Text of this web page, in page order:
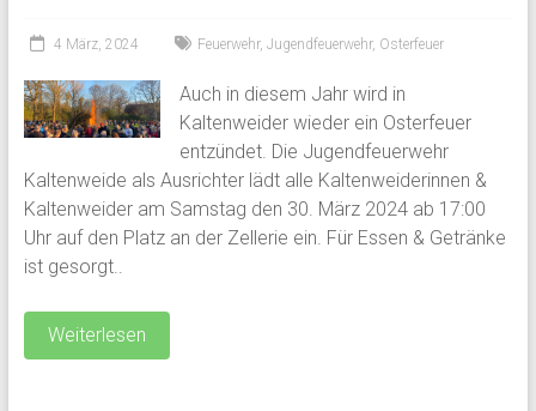
4 März, 2024 Feuerwehr, Jugendfeuerwehr, Osterfeuer
Auch in diesem Jahr wird in
Kaltenweider wieder ein Osterfeuer
entzündet. Die Jugendfeuerwehr
Kaltenweide als Ausrichter lädt alle Kaltenweiderinnen &
Kaltenweider am Samstag den 30. März 2024 ab 17:00
Uhr auf den Platz an der Zellerie ein. Für Essen & Getränke
ist gesorgt..
Weiterlesen